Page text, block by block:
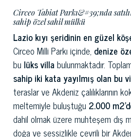
Circeo Tabiat Parkı&#39;nda
sahip özel sahil mülkü
Lazio kıyı şeridinin en güzel
Circeo Milli Parkı içinde, denize
bu lüks villa bulunmaktadır.
sahip iki kata yayılmış olan bu
teraslar ve Akdeniz çalılıklarının
meltemiyle buluştuğu 2.000
dahil olmak üzere muhteşem dış
doğa ve sessizlikle çevrili bir